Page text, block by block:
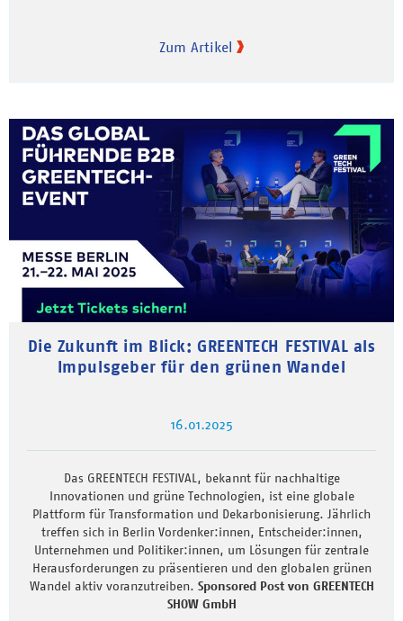
Zum Artikel
Die Zukunft im Blick: GREENTECH FESTIVAL als
Impulsgeber für den grünen Wandel
16.01.2025
Das GREENTECH FESTIVAL, bekannt für nachhaltige
Innovationen und grüne Technologien, ist eine globale
Plattform für Transformation und Dekarbonisierung. Jährlich
treffen sich in Berlin Vordenker:innen, Entscheider:innen,
Unternehmen und Politiker:innen, um Lösungen für zentrale
Herausforderungen zu präsentieren und den globalen grünen
Wandel aktiv voranzutreiben. Sponsored Post von GREENTECH
SHOW GmbH